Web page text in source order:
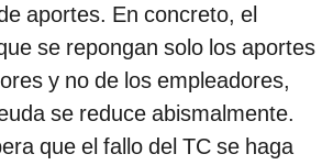
aportes. En concreto, el
se repongan solo los aportes
y no de los empleadores,
se reduce abismalmente.
que el fallo del TC se haga